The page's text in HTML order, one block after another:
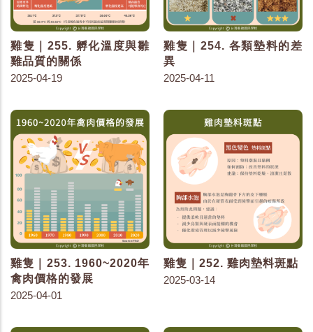
雞隻｜255. 孵化溫度與雛
雞品質的關係
2025-04-19
雞隻｜254. 各類墊料的差
異
2025-04-11
雞隻｜253. 1960~2020年
禽肉價格的發展
2025-04-01
雞隻｜252. 雞肉墊料斑點
2025-03-14